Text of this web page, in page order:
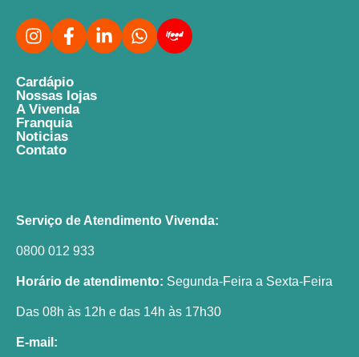
Cardápio
Nossas lojas
A Vivenda
Franquia
Noticias
Contato
Serviço de Atendimento Vivenda:
0800 012 933
Horário de atendimento: Segunda-Feira a Sexta-Feira
Das 08h às 12h e das 14h às 17h30
E-mail: